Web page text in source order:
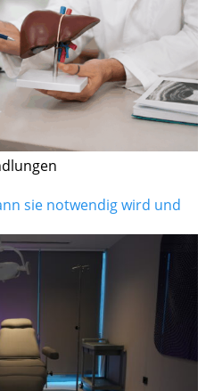
sie notwendig wird und